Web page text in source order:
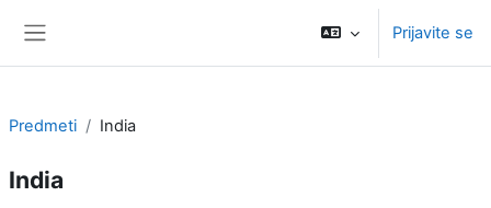
Prijavite se
Predmeti India
India